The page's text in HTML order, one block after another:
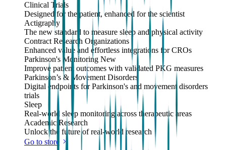
Clinical Trials
Designed for the patient, enhanced for the scientist
Actigraphy
The new standard to measure sleep and physical activity
Contract Research Organizations
Enhanced value and effortless integrations for CROs
Parkinson's Monitoring New
Improve patient outcomes with validated PKG measures
Parkinson’s & Movement Disorders
Digital endpoints for Parkinson's and movement disorders
trials
Sleep
Real-world sleep monitoring across therapeutic areas
Academic Research
Unlock the future of real-world research
Go to store